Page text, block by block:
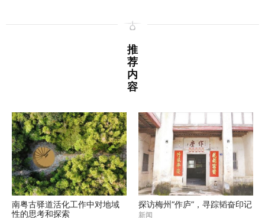
推
荐
内
容
南粤古驿道活化工作中对地域
性的思考和探索
探访梅州“作庐”，寻踪韬奋印记
新闻